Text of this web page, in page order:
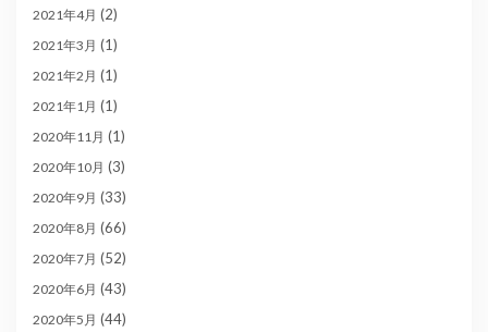
2021年4月 (2)
2021年3月 (1)
2021年2月 (1)
2021年1月 (1)
2020年11月 (1)
2020年10月 (3)
2020年9月 (33)
2020年8月 (66)
2020年7月 (52)
2020年6月 (43)
2020年5月 (44)